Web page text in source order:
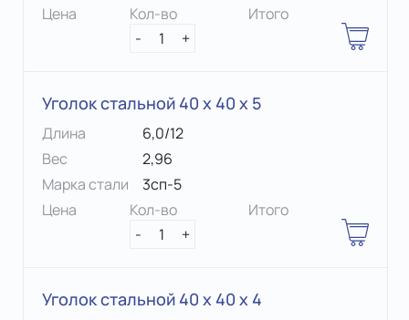
Цена
Кол-во
-
1 +
Итого
Уголок стальной 40 х 40 x 5
Длина
6,0/12
Вес
2,96
Марка стали
3сп-5
Цена
Кол-во
-
1 +
Итого
Уголок стальной 40 х 40 x 4